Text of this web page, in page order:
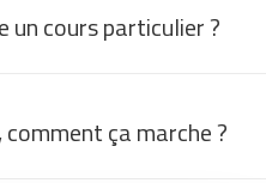
un cours particulier ?
ça marche ?